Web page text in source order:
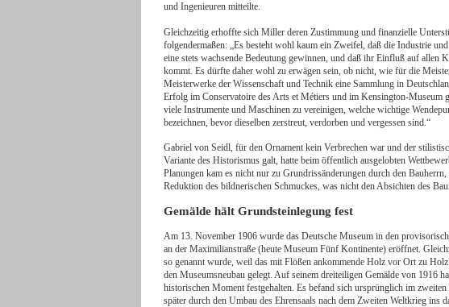
und Ingenieuren mitteilte.
Gleichzeitig erhoffte sich Miller deren Zustimmung und finanzielle
folgendermaßen: „Es besteht wohl kaum ein Zweifel, daß die Industrie
eine stets wachsende Bedeutung gewinnen, und daß ihr Einfluß auf allen
kommt. Es dürfte daher wohl zu erwägen sein, ob nicht, wie für die
Meisterwerke der Wissenschaft und Technik eine Sammlung in
Erfolg im Conservatoire des Arts et Métiers und im Kensington-Museum
viele Instrumente und Maschinen zu vereinigen, welche wichtige
bezeichnen, bevor dieselben zerstreut, verdorben und vergessen sind.“
Gabriel von Seidl, für den Ornament kein Verbrechen war und der
Variante des Historismus galt, hatte beim öffentlich ausgelobten
Planungen kam es nicht nur zu Grundrissänderungen durch den
Reduktion des bildnerischen Schmuckes, was nicht den Absichten des
Gemälde hält Grundsteinlegung fest
Am 13. November 1906 wurde das Deutsche Museum in den
an der Maximilianstraße (heute Museum Fünf Kontinente) eröffnet.
so genannt wurde, weil das mit Flößen ankommende Holz vor Ort zu
den Museumsneubau gelegt. Auf seinem dreiteiligen Gemälde von 1916
historischen Moment festgehalten. Es befand sich ursprünglich im
später durch den Umbau des Ehrensaals nach dem Zweiten Weltkrieg ins